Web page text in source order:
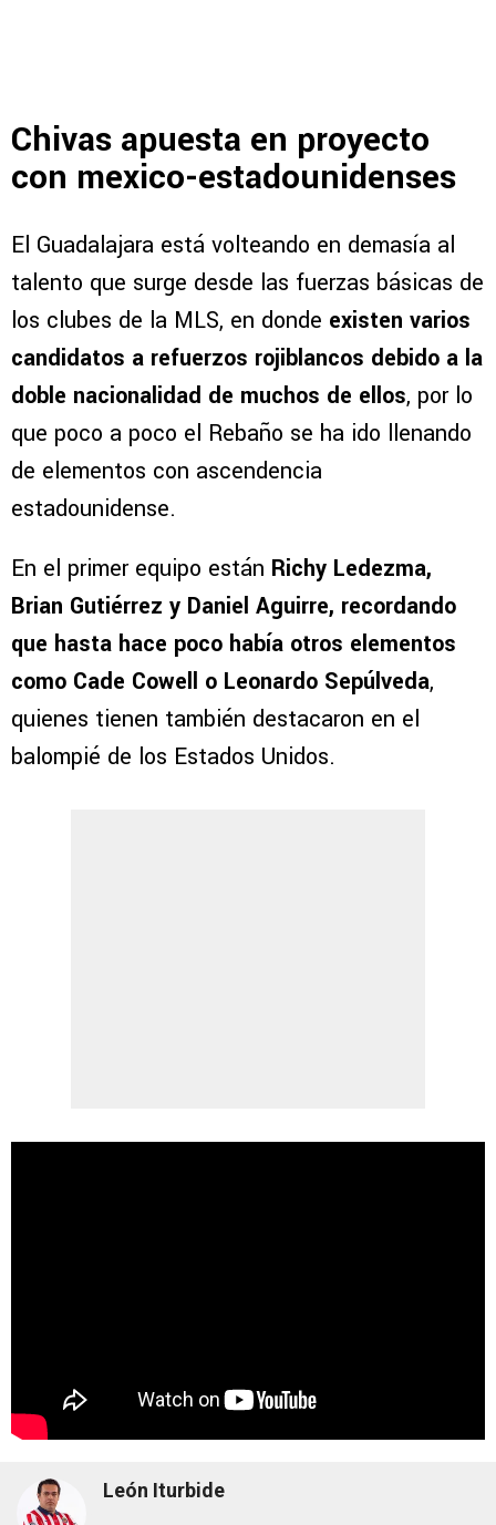
Chivas apuesta en proyecto
con mexico-estadounidenses
El Guadalajara está volteando en demasía al
talento que surge desde las fuerzas básicas de
los clubes de la MLS, en donde existen varios
candidatos a refuerzos rojiblancos debido a la
doble nacionalidad de muchos de ellos, por lo
que poco a poco el Rebaño se ha ido llenando
de elementos con ascendencia
estadounidense.
En el primer equipo están Richy Ledezma,
Brian Gutiérrez y Daniel Aguirre, recordando
que hasta hace poco había otros elementos
como Cade Cowell o Leonardo Sepúlveda,
quienes tienen también destacaron en el
balompié de los Estados Unidos.
León Iturbide